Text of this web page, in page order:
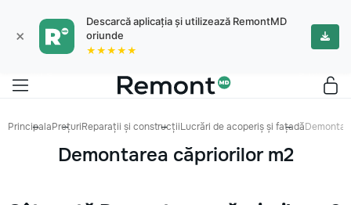
×
Descarcă aplicația și utilizează RemontMD
oriunde
★★★★★
PrincipalaPrețuriReparații și construcțiiLucrări de acoperiș și fațadă
Demontarea căpriorilor m2